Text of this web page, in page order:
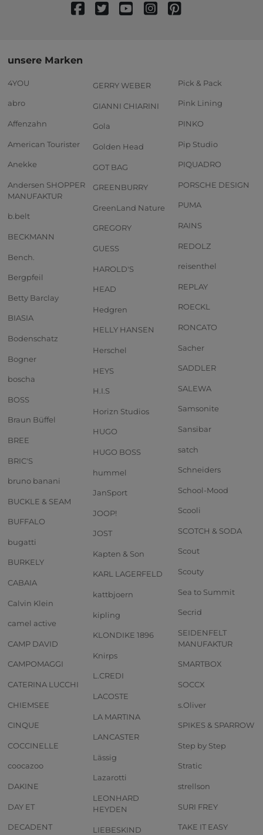
unsere Marken
4YOU
abro
Affenzahn
American Tourister
Anekke
Andersen SHOPPER
MANUFAKTUR
b.belt
BECKMANN
Bench.
Bergpfeil
Betty Barclay
BIASIA
Bodenschatz
Bogner
boscha
BOSS
Braun Büffel
BREE
BRIC'S
bruno banani
BUCKLE & SEAM
BUFFALO
bugatti
BURKELY
CABAIA
Calvin Klein
camel active
CAMP DAVID
CAMPOMAGGI
CATERINA LUCCHI
CHIEMSEE
CINQUE
COCCINELLE
coocazoo
DAKINE
DAY ET
DECADENT
GERRY WEBER
GIANNI CHIARINI
Gola
Golden Head
GOT BAG
GREENBURRY
GreenLand Nature
GREGORY
GUESS
HAROLD'S
HEAD
Hedgren
HELLY HANSEN
Herschel
HEYS
H.I.S
Horizn Studios
HUGO
HUGO BOSS
hummel
JanSport
JOOP!
JOST
Kapten & Son
KARL LAGERFELD
kattbjoern
kipling
KLONDIKE 1896
Knirps
L.CREDI
LACOSTE
LA MARTINA
LANCASTER
Lässig
Lazarotti
LEONHARD
HEYDEN
LIEBESKIND
Pick & Pack
Pink Lining
PINKO
Pip Studio
PIQUADRO
PORSCHE DESIGN
PUMA
RAINS
REDOLZ
reisenthel
REPLAY
ROECKL
RONCATO
Sacher
SADDLER
SALEWA
Samsonite
Sansibar
satch
Schneiders
School-Mood
Scooli
SCOTCH & SODA
Scout
Scouty
Sea to Summit
Secrid
SEIDENFELT
MANUFAKTUR
SMARTBOX
SOCCX
s.Oliver
SPIKES & SPARROW
Step by Step
Stratic
strellson
SURI FREY
TAKE IT EASY